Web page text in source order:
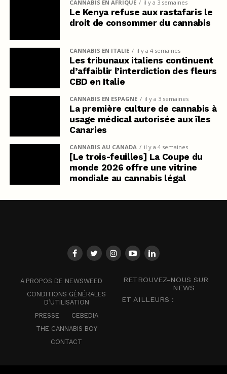
CANNABIS EN AFRIQUE il y a 3 semaines
Le Kenya refuse aux rastafaris le
droit de consommer du cannabis
CANNABIS EN ITALIE il y a 4 semaines
Les tribunaux italiens continuent
d’affaiblir l’interdiction des fleurs
CBD en Italie
CANNABIS EN ESPAGNE il y a 3 semaines
La première culture de cannabis à
usage médical autorisée aux îles
Canaries
CANNABIS AU CANADA il y a 4 semaines
[Le trois-feuilles] La Coupe du
monde 2026 offre une vitrine
mondiale au cannabis légal
A PROPOS DE NEWSWEED
CONDITIONS GÉNÉRALES
D’UTILISATION
PRESSE
CEBEDIA
THE CANNABIS BOY
CONTACT
RETROUVEZ-NOUS SUR
NEWS
ET AILLEURS :